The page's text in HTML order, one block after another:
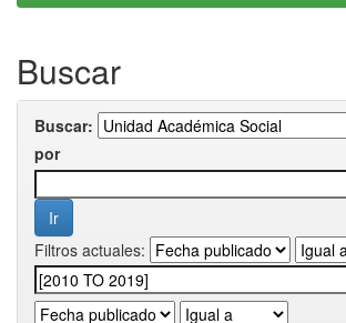
Buscar
Buscar:
por
Filtros actuales: